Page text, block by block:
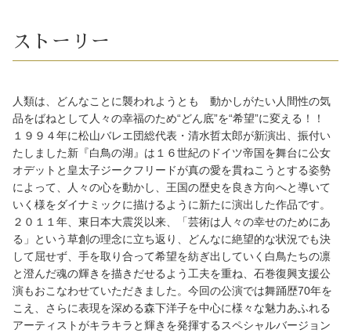
ストーリー
人類は、どんなことに襲われようとも 動かしがたい人間性の気
品をばねとして人々の幸福のため“どん底”を“希望”に変える！！
１９９４年に松山バレエ団総代表・清水哲太郎が新演出、振付い
たしました新『白鳥の湖』は１６世紀のドイツ帝国を舞台に公女
オデットと皇太子ジークフリードが真の愛を貫ねこうとする姿勢
によって、人々の心を動かし、王国の歴史を良き方向へと導いて
いく様をダイナミックに描けるように新たに演出した作品です。
２０１１年、東日本大震災以来、「芸術は人々の幸せのためにあ
る」という草創の理念に立ち返り、どんなに絶望的な状況でも決
して屈せず、手を取り合って希望を紡ぎ出していく白鳥たちの凛
と澄んだ魂の輝きを描きだせるよう工夫を重ね、石巻復興支援公
演もおこなわせていただきました。今回の公演では舞踊歴70年を
こえ、さらに表現を深める森下洋子を中心に様々な魅力あふれる
アーティストがキラキラと輝きを発揮するスペシャルバージョン